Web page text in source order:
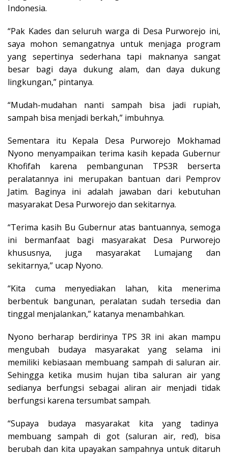
Indonesia.
“Pak Kades dan seluruh warga di Desa Purworejo ini,
saya mohon semangatnya untuk menjaga program
yang sepertinya sederhana tapi maknanya sangat
besar bagi daya dukung alam, dan daya dukung
lingkungan,” pintanya.
“Mudah-mudahan nanti sampah bisa jadi rupiah,
sampah bisa menjadi berkah,” imbuhnya.
Sementara itu Kepala Desa Purworejo Mokhamad
Nyono menyampaikan terima kasih kepada Gubernur
Khofifah karena pembangunan TPS3R berserta
peralatannya ini merupakan bantuan dari Pemprov
Jatim. Baginya ini adalah jawaban dari kebutuhan
masyarakat Desa Purworejo dan sekitarnya.
“Terima kasih Bu Gubernur atas bantuannya, semoga
ini bermanfaat bagi masyarakat Desa Purworejo
khususnya, juga masyarakat Lumajang dan
sekitarnya,” ucap Nyono.
“Kita cuma menyediakan lahan, kita menerima
berbentuk bangunan, peralatan sudah tersedia dan
tinggal menjalankan,” katanya menambahkan.
Nyono berharap berdirinya TPS 3R ini akan mampu
mengubah budaya masyarakat yang selama ini
memiliki kebiasaan membuang sampah di saluran air.
Sehingga ketika musim hujan tiba saluran air yang
sedianya berfungsi sebagai aliran air menjadi tidak
berfungsi karena tersumbat sampah.
“Supaya budaya masyarakat kita yang tadinya
membuang sampah di got (saluran air, red), bisa
berubah dan kita upayakan sampahnya untuk ditaruh